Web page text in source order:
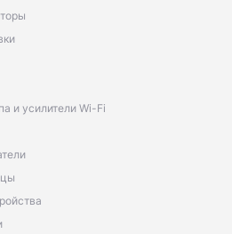
и усилители Wi-Fi